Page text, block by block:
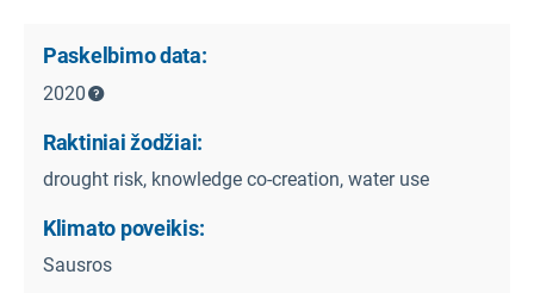
Paskelbimo data:
2020
Raktiniai žodžiai:
drought risk, knowledge co-creation, water use
Klimato poveikis:
Sausros